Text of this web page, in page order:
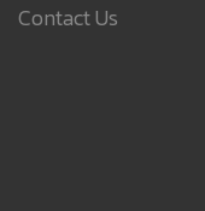
Contact Us